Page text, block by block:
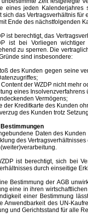
eines jeden Kalenderjahres
sich das Vertragsverhältnis
Ende des nächstfolgenden
berechtigt, das
ist bei Vorliegen
zu sperren. Die
sind insbesondere:
des Kunden gegen seine
der WZDP nicht mehr
eines
Vermögens;
der Kreditkarte des Kunden
des Kunden trotz
Daten des Kunden
des
berechtigt, sich bei
durch einseitige
der AGB
eine in ihren
einer Bestimmung
Anwendbarkeit des UN-
und Gerichtsstand für alle